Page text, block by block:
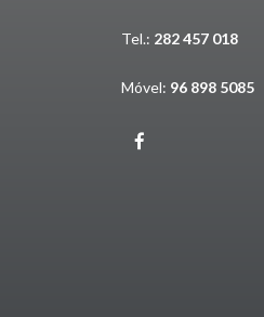
Tel.: 282 457 018
Móvel: 96 898 5085